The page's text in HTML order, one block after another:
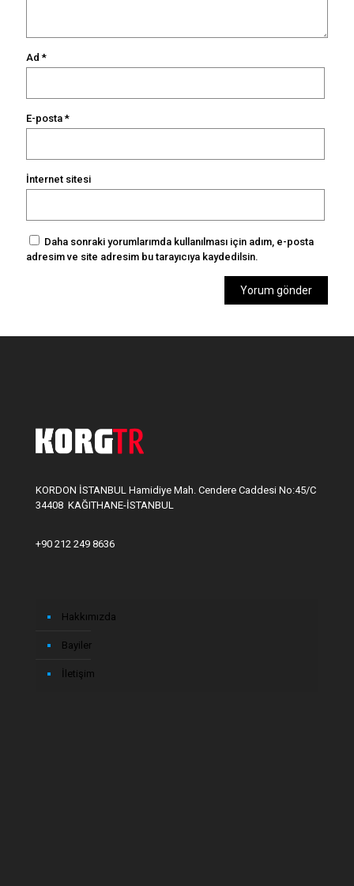
Ad *
E-posta *
İnternet sitesi
Daha sonraki yorumlarımda kullanılması için adım, e-posta
adresim ve site adresim bu tarayıcıya kaydedilsin.
KORDON İSTANBUL Hamidiye Mah. Cendere Caddesi No:45/C
34408 KAĞITHANE-İSTANBUL
+90 212 249 8636
Hakkımızda
Bayiler
İletişim